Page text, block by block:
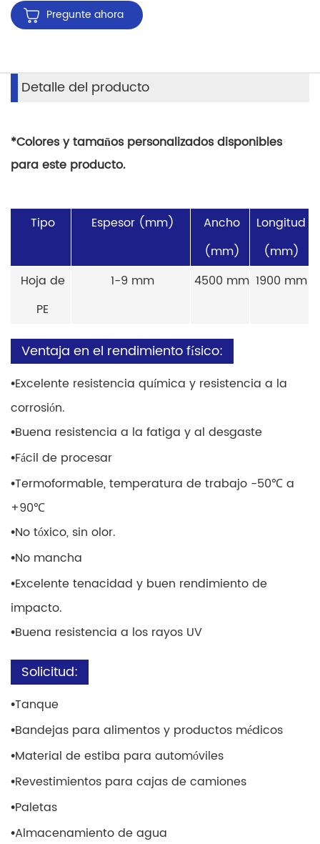
Pregunte ahora
Detalle del producto
*Colores y tamaños personalizados disponibles
para este producto.
Tipo Espesor (mm)
Ancho
(mm)
Longitud
(mm)
Hoja de
PE
1-9 mm 4500 mm 1900 mm
Ventaja en el rendimiento físico:
•Excelente resistencia química y resistencia a la
corrosión.
•Buena resistencia a la fatiga y al desgaste
•Fácil de procesar
•Termoformable, temperatura de trabajo -50℃ a
+90℃
•No tóxico, sin olor.
•No mancha
•Excelente tenacidad y buen rendimiento de
impacto.
•Buena resistencia a los rayos UV
Solicitud:
•Tanque
•Bandejas para alimentos y productos médicos
•Material de estiba para automóviles
•Revestimientos para cajas de camiones
•Paletas
•Almacenamiento de agua